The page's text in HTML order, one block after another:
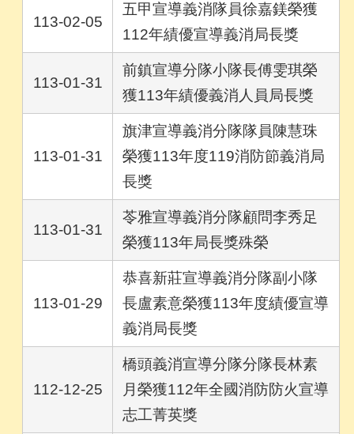
113-02-05
五甲宣導義消隊員徐嘉鎂榮獲
112年績優宣導義消局長獎
113-01-31
前鎮宣導分隊小隊長傅雯琪榮
獲113年績優義消人員局長獎
113-01-31
旗津宣導義消分隊隊員陳慧珠
榮獲113年度119消防節義消局
長獎
113-01-31
苓雅宣導義消分隊顧問李秀足
榮獲113年局長獎殊榮
113-01-29
恭喜新莊宣導義消分隊副小隊
長盧素意榮獲113年度績優宣導
義消局長獎
112-12-25
橋頭義消宣導分隊分隊長林素
月榮獲112年全國消防防火宣導
志工菁英獎